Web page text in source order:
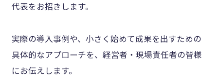
代表をお招きします。
実際の導入事例や、小さく始めて成果を出すための
具体的なアプローチを、経営者・現場責任者の皆様
にお伝えします。